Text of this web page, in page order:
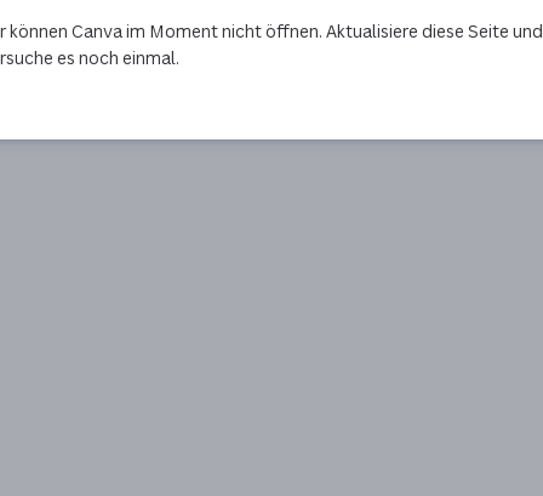
können Canva im Moment nicht öffnen. Aktualisiere diese Seite und
es noch einmal.